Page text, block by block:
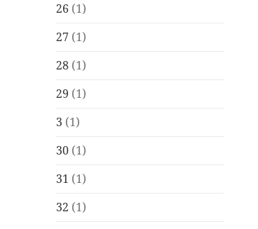
26 (1)
27 (1)
28 (1)
29 (1)
3 (1)
30 (1)
31 (1)
32 (1)